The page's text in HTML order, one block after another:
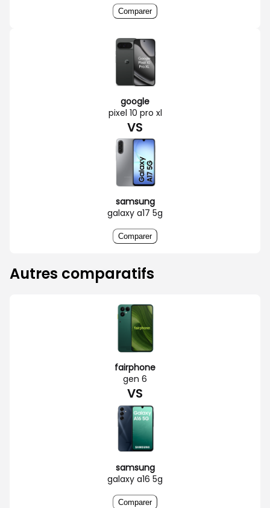
Comparer
google
pixel 10 pro xl
VS
samsung
galaxy a17 5g
Comparer
Autres comparatifs
fairphone
gen 6
VS
samsung
galaxy a16 5g
Comparer